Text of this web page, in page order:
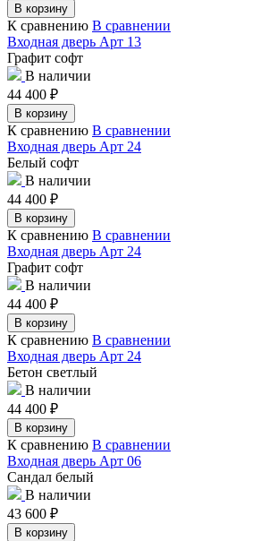
В корзину
К сравнению В сравнении
Входная дверь Арт 13
Графит софт
В наличии
44 400 ₽
В корзину
К сравнению В сравнении
Входная дверь Арт 24
Белый софт
В наличии
44 400 ₽
В корзину
К сравнению В сравнении
Входная дверь Арт 24
Графит софт
В наличии
44 400 ₽
В корзину
К сравнению В сравнении
Входная дверь Арт 24
Бетон светлый
В наличии
44 400 ₽
В корзину
К сравнению В сравнении
Входная дверь Арт 06
Сандал белый
В наличии
43 600 ₽
В корзину